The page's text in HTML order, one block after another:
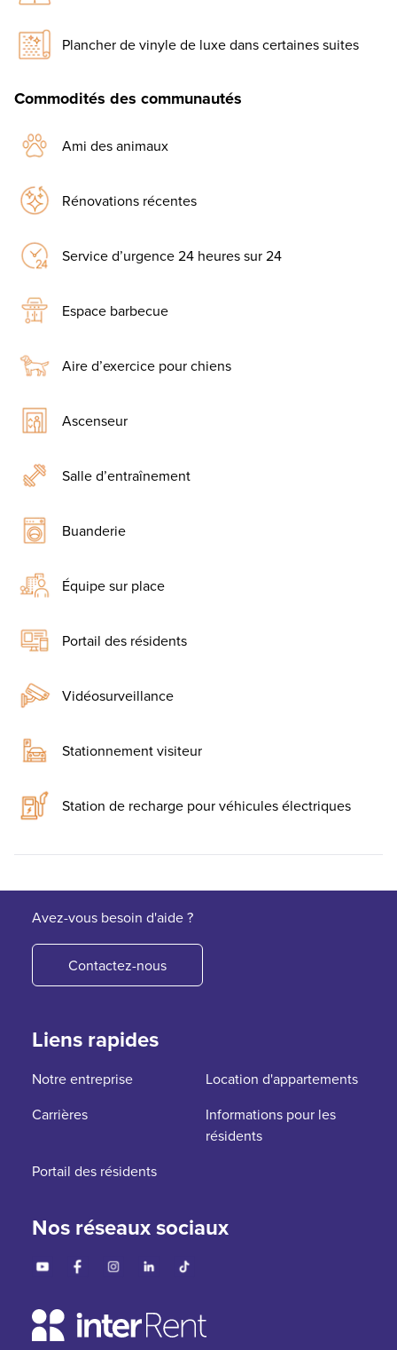
Plancher de vinyle de luxe dans certaines suites
Commodités des communautés
Ami des animaux
Rénovations récentes
Service d’urgence 24 heures sur 24
Espace barbecue
Aire d’exercice pour chiens
Ascenseur
Salle d’entraînement
Buanderie
Équipe sur place
Portail des résidents
Vidéosurveillance
Stationnement visiteur
Station de recharge pour véhicules électriques
Avez-vous besoin d'aide ?
Contactez-nous
Liens rapides
Notre entreprise
Location d'appartements
Carrières
Informations pour les
résidents
Portail des résidents
Nos réseaux sociaux